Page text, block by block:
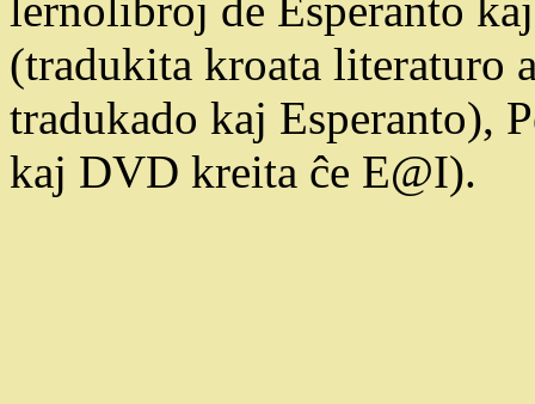
(tradukita kroata literaturo
tradukado kaj Esperanto),
kaj DVD kreita ĉe E@I).